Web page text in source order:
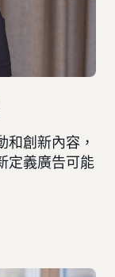
創新內容，
定義廣告可能